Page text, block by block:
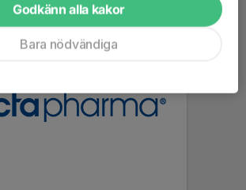
Godkänn alla kakor
Bara nödvändiga